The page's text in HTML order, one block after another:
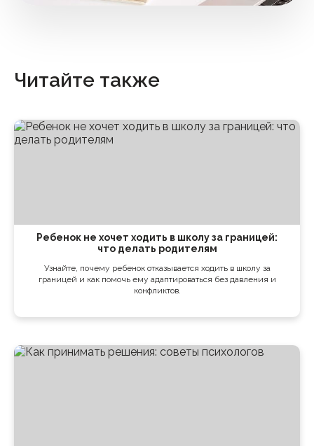
Читайте также
Ребенок не хочет ходить в школу за границей:
что делать родителям
Узнайте, почему ребенок отказывается ходить в школу за
границей и как помочь ему адаптироваться без давления и
конфликтов.